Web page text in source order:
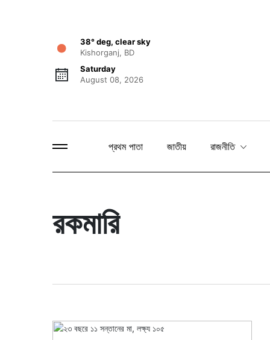
38° deg, clear sky
Kishorganj, BD
Saturday
August 08, 2026
প্রথম পাতা জাতীয় রাজনীতি
রকমারি